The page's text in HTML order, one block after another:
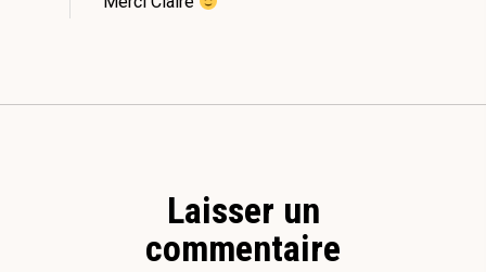
Laisser un
commentaire